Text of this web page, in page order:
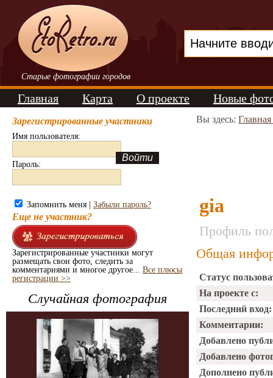
Старые фотографии городов
Главная Карта О проекте Новые
Зарегистрированные участники
Имя пользователя:
Пароль:
Запомнить меня | Забыли пароль?
Еще не участник?
Зарегистрированные участники могут
размещать свои фото, следить за
комментариями и многое другое... Все плюсы
регистрации >>
Случайная фотография
Вы здесь:
gia
Профиль
Общая
Статус
На проекте с:
Последний вход:
Комментарии:
Добавлено
Добавлено
Дополнено